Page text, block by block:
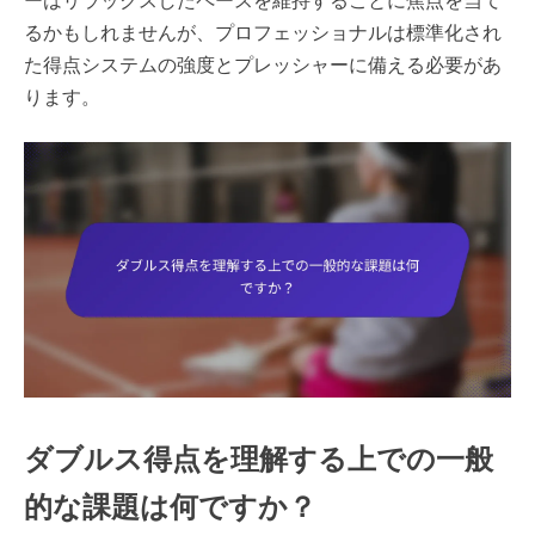
るかもしれませんが、プロフェッショナルは標準化され
た得点システムの強度とプレッシャーに備える必要があ
ります。
ダブルス得点を理解する上での一般
的な課題は何ですか？